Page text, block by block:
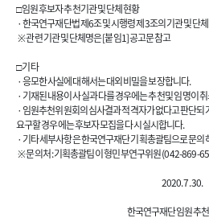
□ 임원 후보자 추천기관 및 단체 현황
· 한국연구재단법 제6조 및 시행령 제3조의 기관 및 단체
※ 관련 기관 및 단체명은 [붙임1] 공고문 참고
□ 기 타
· 응모한 사실에 대해서는 대외 비밀을 보장합니다.
· 기재된 내용이 사실과 다를 경우에는 추천 및 임명이
· 임원추천위원회의 심사결과 적격자가 없다고 판단
요구할 경우에는 후보자 모집을 다시 실시합니다.
· 기타 세부사항은 한국연구재단 기획총괄팀으로 문의
※ 문의처 : 기획총괄팀 이형민 부연구위원 (042-869-
2020. 7. 30.
한국연구재단 임원추